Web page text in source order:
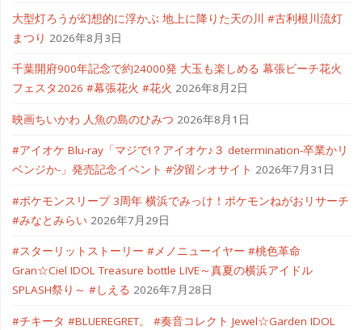
大型灯ろうが幻想的に浮かぶ 地上に降りた天の川 #古利根川流灯
まつり 2026年8月3日
千葉開府900年記念で約24000発 大玉も楽しめる 幕張ビーチ花火
フェスタ2026 #幕張花火 #花火 2026年8月2日
映画ちいかわ 人魚の島のひみつ 2026年8月1日
#アイオケ Blu-ray「マジで!？アイオケ♪３ determination-卒業かリ
ベンジか-」発売記念イベント #汐留シオサイト 2026年7月31日
#ポケモンスリープ 3周年 横浜でみっけ！ポケモンねがおリサーチ
#みなとみらい 2026年7月29日
#スターリットストーリー #メノニューイヤー #桃色革命
Gran☆Ciel IDOL Treasure bottle LIVE～真夏の横浜アイドル
SPLASH祭り～ #しえる 2026年7月28日
#チキータ #BLUEREGRET。 #奏音コレクト Jewel☆Garden IDOL